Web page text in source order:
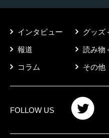
インタビュー グッズ
報道 読み物
コラム その他
FOLLOW US